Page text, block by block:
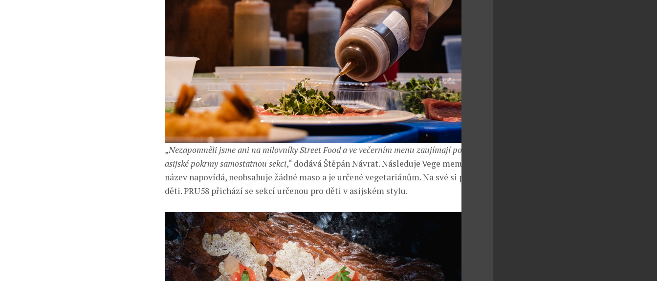
„Nezapomněli jsme ani na milovníky Street Food a ve večerním menu zaujímají pouliční
asijské pokrmy samostatnou sekci,“ dodává Štěpán Návrat. Následuje Vege menu, a jak
název napovídá, neobsahuje žádné maso a je určené vegetariánům. Na své si přijdou i
děti. PRU58 přichází se sekcí určenou pro děti v asijském stylu.